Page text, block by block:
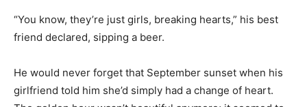
“You know, they’re just girls, breaking hearts,” his best
friend declared, sipping a beer.
He would never forget that September sunset when his
girlfriend told him she’d simply had a change of heart.